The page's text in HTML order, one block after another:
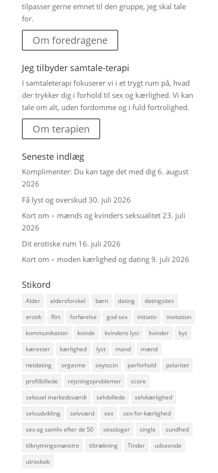
tilpasser gerne emnet til den gruppe, jeg skal tale
for.
Om foredragene
Jeg tilbyder samtale-terapi
I samtaleterapi fokuserer vi i et trygt rum på, hvad
der trykker dig i forhold til sex og kærlighed. Vi kan
tale om alt, uden fordomme og i fuld fortrolighed.
Om terapien
Seneste indlæg
Komplimenter: Du kan tage det med dig 6. august
2026
Få lyst og overskud 30. juli 2026
Kort om – mænds og kvinders seksualitet 23. juli
2026
Dit erotiske rum 16. juli 2026
Kort om – moden kærlighed og dating 9. juli 2026
Stikord
Alder aldersforskel børn dating
datingsites
erotik
flirt forførelse god sex initiativ
invitation
kommunikation
kvinde kvindens lyst kvinder
kys
kærester
kærlighed lyst mand
mænd
netdating
orgasme oxytocin parforhold
polaritet
profilbillede
rejsningsproblemer
score
seksuel markedsværdi
selvbillede
selvkærlighed
selvudvikling
selvværd sex
sex-for-kærlighed
sex og samliv efter de 50
sexologer single
sundhed
tilknytningsmønstre
tiltrækning Tinder
udseende
utroskab